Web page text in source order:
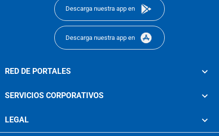
Descarga nuestra app en
Descarga nuestra app en
RED DE PORTALES
SERVICIOS CORPORATIVOS
LEGAL